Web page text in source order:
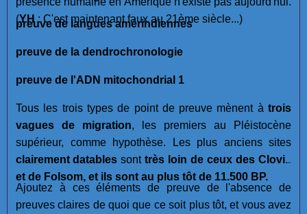
(YH: C'est maintenant faux au 21ème siècle...)
preuve de langues amérindiennes
preuve de la dendrochronologie
preuve de l'ADN mitochondrial 1
Tous les trois types de point de preuve mènent à trois
vagues de migration, les premiers au Pléistocène
supérieur, comme hypothèse. Les plus anciens sites
clairement datables sont très loin de ceux des Clovis
et de Folsom, et ils sont au plus tôt de 11.500 BP.
Ajoutez à ces éléments de preuve de l'absence de
preuves claires de quoi que ce soit plus tôt, et vous avez